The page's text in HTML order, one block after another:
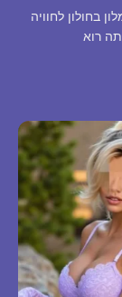
בחולון לחוויה
רוא